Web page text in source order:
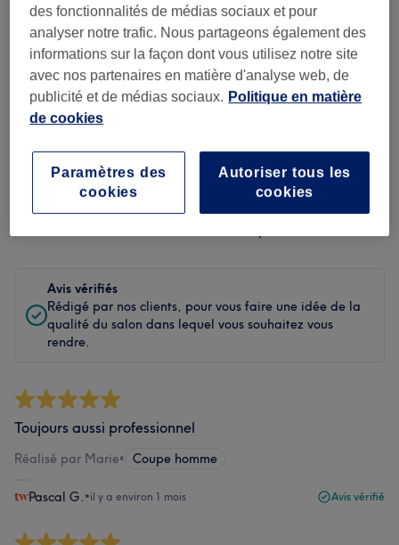
Personnel
Filtrer les avis
Soin de
Toutes les prestations
Avis vérifiés
Rédigé par nos clients, pour vous faire une idée de la
qualité du salon dans lequel vous souhaitez vous
rendre.
Toujours aussi professionnel
Réalisé par Marie• Coupe homme
Pascal G. •il y a environ 1 mois Avis vérifié
des fonctionnalités de médias sociaux et pour
analyser notre trafic. Nous partageons également des
informations sur la façon dont vous utilisez notre site
avec nos partenaires en matière d'analyse web, de
publicité et de médias sociaux. Politique en matière
de cookies
Autoriser tous les
cookies
Paramètres des
cookies